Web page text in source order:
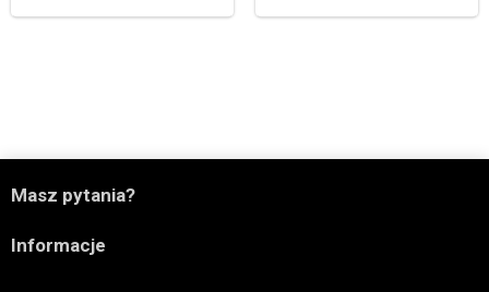
Masz pytania?
Informacje